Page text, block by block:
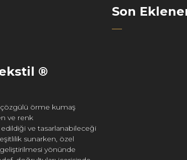
®
çözgülü örme kumaş
ve renk
ve tasarlanabileceği
sunarken, özel
yönünde
Son